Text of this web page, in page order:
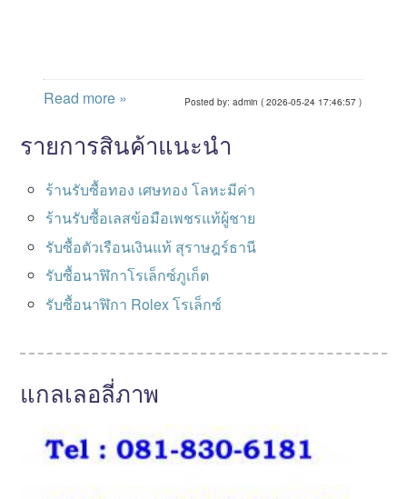
Posted by: admin ( 2026-05-24 17:46:57 )
Read more »
รายการสินค้าแนะนำ
ร้านรับซื้อทอง เศษทอง โลหะมีค่า
ร้านรับซื้อเลสข้อมือเพชรแท้ผู้ชาย
รับซื้อตัวเรือนเงินแท้ สุราษฎร์ธานี
รับซื้อนาฬิกาโรเล็กซ์ภูเก็ต
รับซื้อนาฬิกา Rolex โรเล็กซ์
แกลเลอลี่ภาพ